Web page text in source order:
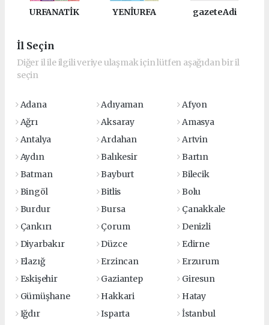
URFANATİK YENİURFA gazeteAdi
İl Seçin
Diğer il ile ilgili veriye ulaşmak için lütfen aşağıdan bir il
seçin
Adana Adıyaman
Afyon
Ağrı
Aksaray
Amasya
Antalya
Ardahan
Artvin
Aydın
Balıkesir
Bartın
Batman
Bayburt
Bilecik
Bingöl
Bitlis
Bolu
Burdur
Bursa
Çanakkale
Çankırı
Çorum
Denizli
Diyarbakır
Düzce
Edirne
Elazığ
Erzincan
Erzurum
Eskişehir
Gaziantep
Giresun
Gümüşhane
Hakkari
Hatay
Iğdır
Isparta
İstanbul